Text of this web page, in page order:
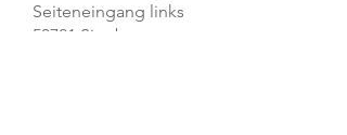
Seiteneingang links
53721 Siegburg